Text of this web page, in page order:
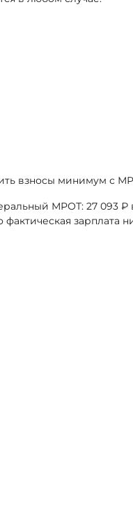
взносы минимум с
МРОТ: 27 093
фактическая зарплата